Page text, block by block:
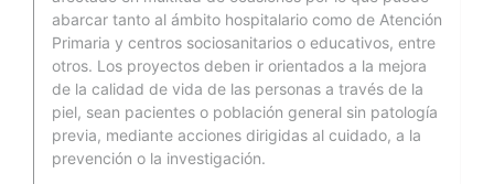
abarcar tanto al ámbito hospitalario como de Atención
Primaria y centros sociosanitarios o educativos, entre
otros. Los proyectos deben ir orientados a la mejora
de la calidad de vida de las personas a través de la
piel, sean pacientes o población general sin patología
previa, mediante acciones dirigidas al cuidado, a la
prevención o la investigación.